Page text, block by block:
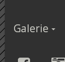
Galerie